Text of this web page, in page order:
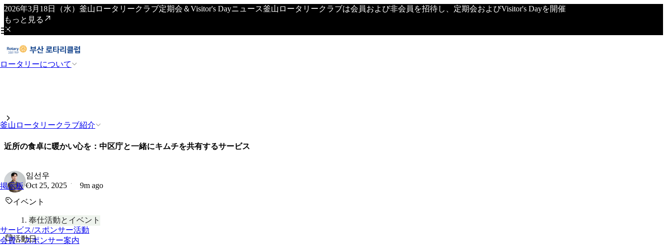
2026年3月18日（水）釜山ロータリークラブ定期会＆Visitor's Dayニュース釜山ロータリークラブは会員および非会員を招待し、定期会およびVisitor's Dayを開催
もっと見る
ロータリーについて
釜山ロータリークラブ紹介
掲示板
サービス/スポンサー活動
会費・スポンサー案内
近所の食卓に暖かい心を：中区庁と一緒にキムチを共有するサービス
임선우
Oct 25, 2025
9m ago
イベント
奉仕活動とイベント
活動日